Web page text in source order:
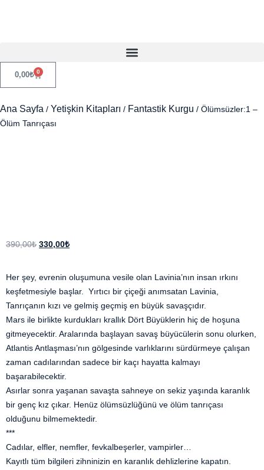
0,00₺ 0
Ana Sayfa / Yetişkin Kitapları / Fantastik Kurgu / Ölümsüzler:1 –
Ölüm Tanrıçası
390,00₺ 330,00₺
Her şey, evrenin oluşumuna vesile olan Lavinia’nın insan ırkını
keşfetmesiyle başlar. Yırtıcı bir çiçeği anımsatan Lavinia,
Tanrıçanın kızı ve gelmiş geçmiş en büyük savaşçıdır.
Mars ile birlikte kurdukları krallık Dört Büyüklerin hiç de hoşuna
gitmeyecektir. Aralarında başlayan savaş büyücülerin sonu olurken,
Atlantis Antlaşması’nın gölgesinde varlıklarını sürdürmeye çalışan
zaman cadılarından sadece bir kaçı hayatta kalmayı
başarabilecektir.
Asırlar sonra yaşanan savaşta sahneye on sekiz yaşında karanlık
bir genç kız çıkar. Henüz ölümsüzlüğünü ve ölüm tanrıçası
olduğunu bilmemektedir.
***
Cadılar, elfler, nemfler, fevkalbeşerler, vampirler…
Kayıtlı tüm bilgileri zihninizin en karanlık dehlizlerine kapatın.